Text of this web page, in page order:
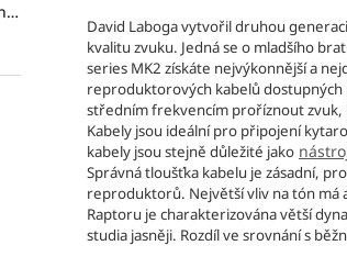
Curt Mangan Strings - 45-105 Nickel Wound (4-String) Bass
David Laboga vytvořil druhou
kvalitu zvuku. Jedná se o mladšího
series MK2 získáte nejvýkonnější a
reproduktorových kabelů dostupných
středním frekvencím proříznout zvuk,
Kabely jsou ideální pro připojení
kabely jsou stejně důležité jako
Správná tloušťka kabelu je zásadní,
reproduktorů. Největší vliv na tón má
Raptoru je charakterizována větší
studia jasněji. Rozdíl ve srovnání s